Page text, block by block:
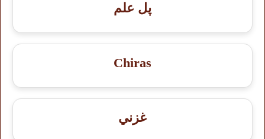
پل علم
Chiras
غزني